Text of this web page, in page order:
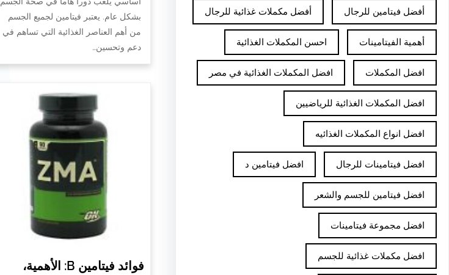
أفضل فيتامين للرجال أفضل مكملات غذائية للرجال
أهمية الفيتامينات احسن المكملات الغذائية
افضل المكملات افضل المكملات الغذائية في مصر
افضل المكملات الغذائية للرياضيين
افضل انواع المكملات الغذائيه
افضل فيتامينات للرجال افضل فيتامين د
افضل فيتامين للجسم والشعر
افضل مجموعة فيتامينات
افضل مكملات غذائية للجسم
بشكل عام. يعتبر فيتامين لجميع الجسم
من أهم العناصر الغذائية التي تساهم في
دعم وتحسين…
فوائد فيتامين B: الأهمية،